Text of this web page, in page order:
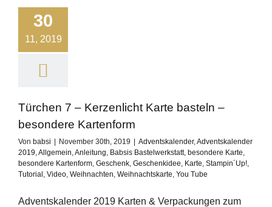
30
11, 2019
Türchen 7 – Kerzenlicht Karte basteln –
besondere Kartenform
Von babsi November 30th, 2019 Adventskalender,Adventskalender
2019,Allgemein,Anleitung, Babsis Bastelwerkstatt, besondere Karte,
besondere Kartenform, Geschenk, Geschenkidee, Karte, Stampin´Up!,
Tutorial , Video, Weihnachten, Weihnachtskarte, You Tube
Adventskalender 2019 Karten & Verpackungen zum